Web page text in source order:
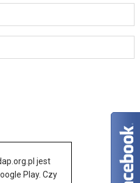
jest
Play. Czy